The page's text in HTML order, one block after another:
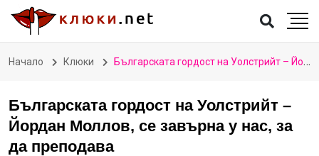
Начало Клюки Българската гордост на Уолстрийт – Йордан Моллов, се завърна у нас, за да преподава
Българската гордост на Уолстрийт –
Йордан Моллов, се завърна у нас, за
да преподава